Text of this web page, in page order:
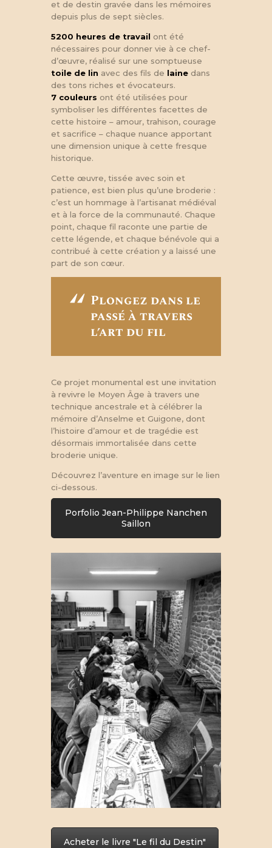
et de destin gravée dans les mémoires
depuis plus de sept siècles.
5200 heures de travail ont été
nécessaires pour donner vie à ce chef-
d’œuvre, réalisé sur une somptueuse
toile de lin avec des fils de laine dans
des tons riches et évocateurs.
7 couleurs ont été utilisées pour
symboliser les différentes facettes de
cette histoire – amour, trahison, courage
et sacrifice – chaque nuance apportant
une dimension unique à cette fresque
historique.
Cette œuvre, tissée avec soin et
patience, est bien plus qu’une broderie :
c’est un hommage à l’artisanat médiéval
et à la force de la communauté. Chaque
point, chaque fil raconte une partie de
cette légende, et chaque bénévole qui a
contribué à cette création y a laissé une
part de son cœur.
Plongez dans le
passé à travers
l’art du fil
Ce projet monumental est une invitation
à revivre le Moyen Âge à travers une
technique ancestrale et à célébrer la
mémoire d’Anselme et Guigone, dont
l’histoire d’amour et de tragédie est
désormais immortalisée dans cette
broderie unique.
Découvrez l’aventure en image sur le lien
ci-dessous.
Porfolio Jean-Philippe Nanchen
Saillon
Acheter le livre "Le fil du Destin"